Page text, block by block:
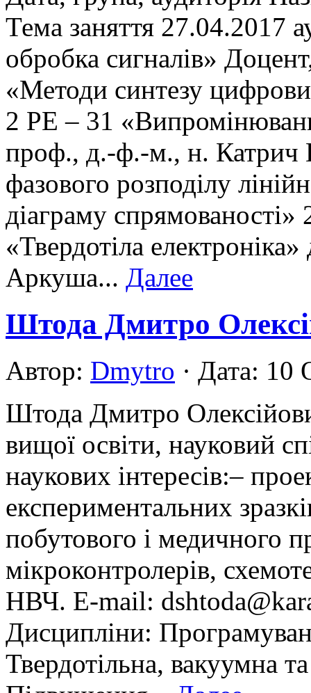
Тема заняття 27.04.2017
обробка сигналів»
«Методи синтезу
2 РE – 31
проф., д.-ф.-м., н. Катрич
фазового розподілу
діаграму
«Твердотіла
Аркуша... Далее
Штода Дмитро
Автор: Dmytro · Дата: 10
Штода Дмитро
вищої освіти, науковий
наукових інтересів:–
експериментальних
побутового і медичного
мікроконтролерів,
НВЧ. E-mail:
Дисципліни:
Твердотільна, вакуумна